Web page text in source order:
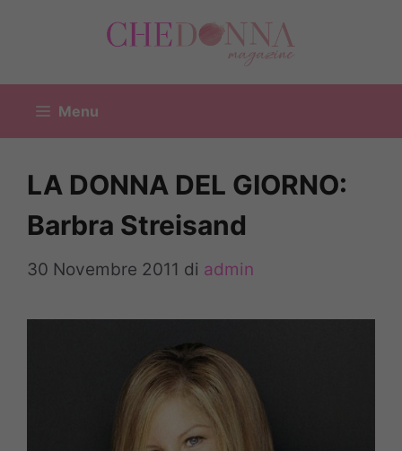
Menu
LA DONNA DEL GIORNO:
Barbra Streisand
30 Novembre 2011 di admin